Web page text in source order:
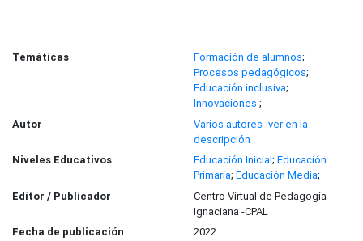
Temáticas Formación de alumnos;
Procesos pedagógicos;
Educación inclusiva;
Innovaciones ;
Autor
Varios autores- ver en la
descripción
Niveles Educativos
Educación Inicial; Educación
Primaria; Educación Media;
Editor / Publicador
Centro Virtual de Pedagogía
Ignaciana -CPAL
Fecha de publicación
2022